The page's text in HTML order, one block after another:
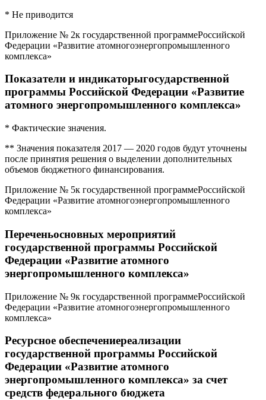
* Не приводится
Приложение № 2к государственной программеРоссийской
Федерации «Развитие атомногоэнергопромышленного
комплекса»
Показатели и индикаторыгосударственной
программы Российской Федерации «Развитие
атомного энергопромышленного комплекса»
* Фактические значения.
** Значения показателя 2017 — 2020 годов будут уточнены
после принятия решения о выделении дополнительных
объемов бюджетного финансирования.
Приложение № 5к государственной программеРоссийской
Федерации «Развитие атомногоэнергопромышленного
комплекса»
Переченьосновных мероприятий
государственной программы Российской
Федерации «Развитие атомного
энергопромышленного комплекса»
Приложение № 9к государственной программеРоссийской
Федерации «Развитие атомногоэнергопромышленного
комплекса»
Ресурсное обеспечениереализации
государственной программы Российской
Федерации «Развитие атомного
энергопромышленного комплекса» за счет
средств федерального бюджета